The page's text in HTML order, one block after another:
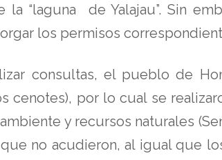
“laguna de Yalajau”. Sin
los permisos
consultas, el pueblo de
cenotes), por lo cual se
y recursos naturales
no acudieron, al igual que